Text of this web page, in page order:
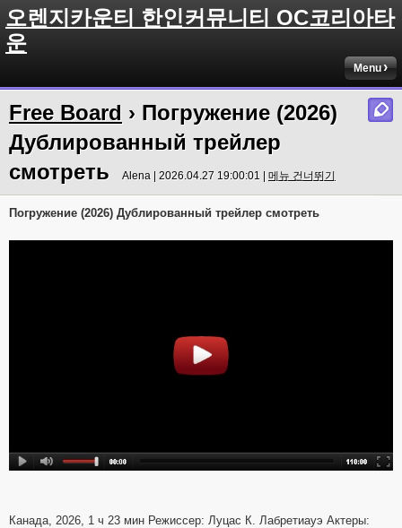
오렌지카운티 한인커뮤니티 OC코리아타
운
Menu
Free Board › Погружение (2026)
Дублированный трейлер
смотреть
Alena | 2026.04.27 19:00:01 | 메뉴 건너뛰기
Погружение (2026) Дублированный трейлер смотреть
Канада, 2026, 1 ч 23 мин Режиссер: Луцас К. Лабретиауэ Актеры: